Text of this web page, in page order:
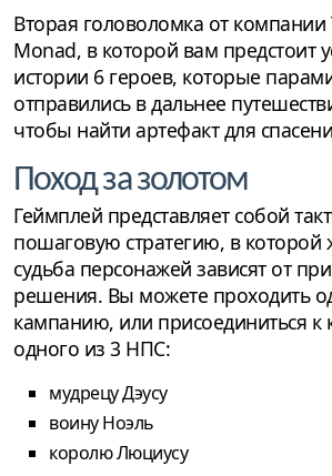
Вторая головоломка от компании
Monad, в которой вам предстоит
истории 6 героев, которые
отправились в дальнее
чтобы найти артефакт для
Поход за золотом
Геймплей представляет собой
пошаговую стратегию, в которой
судьба персонажей зависят от
решения. Вы можете проходить
кампанию, или присоединиться к
одного из 3 НПС:
мудрецу Дэусу
воину Ноэль
королю Люциусу